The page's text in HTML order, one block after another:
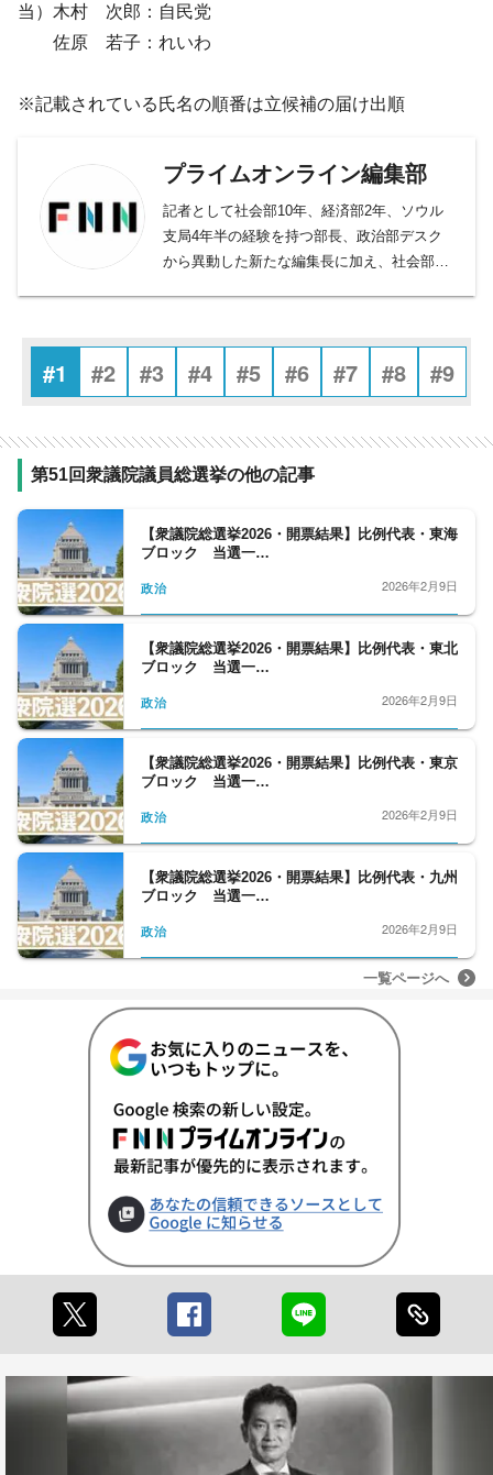
当）木村 次郎：自民党
佐原 若子：れいわ
※記載されている氏名の順番は立候補の届け出順
プライムオンライン編集部
記者として社会部10年、経済部2年、ソウル
支局4年半の経験を持つ部長、政治部デスク
から異動した新たな編集長に加え、社会部デ
元スポーツ紙記者など様々な専門性を持つ副
事故、政治に経済、芸能やスポーツまで、あ
らゆるニュースを取り扱うプロ集団です。
#1 #2 #3 #4 #5 #6 #7 #8 #9
第51回衆議院議員総選挙の他の記事
【衆議院総選挙2026・開票結果】比例代表・東海
ブロック 当選一…
政治 2026年2月9日
【衆議院総選挙2026・開票結果】比例代表・東北
ブロック 当選一…
政治 2026年2月9日
【衆議院総選挙2026・開票結果】比例代表・東京
ブロック 当選一…
政治 2026年2月9日
【衆議院総選挙2026・開票結果】比例代表・九州
ブロック 当選一…
政治 2026年2月9日
一覧ページへ